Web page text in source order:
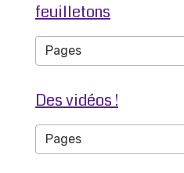
feuilletons
Des vidéos !